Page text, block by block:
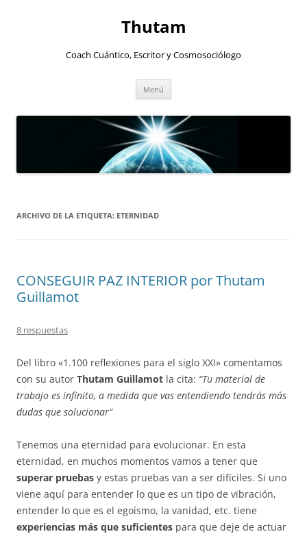
Thutam
Coach Cuántico, Escritor y Cosmosociólogo
Menú
ARCHIVO DE LA ETIQUETA: ETERNIDAD
CONSEGUIR PAZ INTERIOR por Thutam
Guillamot
8 respuestas
Del libro «1.100 reflexiones para el siglo XXI» comentamos
con su autor Thutam Guillamot la cita: “Tu material de
trabajo es infinito, a medida que vas entendiendo tendrás más
dudas que solucionar”
Tenemos una eternidad para evolucionar. En esta
eternidad, en muchos momentos vamos a tener que
superar pruebas y estas pruebas van a ser difíciles. Si uno
viene aquí para entender lo que es un tipo de vibración,
entender lo que es el egoísmo, la vanidad, etc. tiene
experiencias más que suficientes para que deje de actuar